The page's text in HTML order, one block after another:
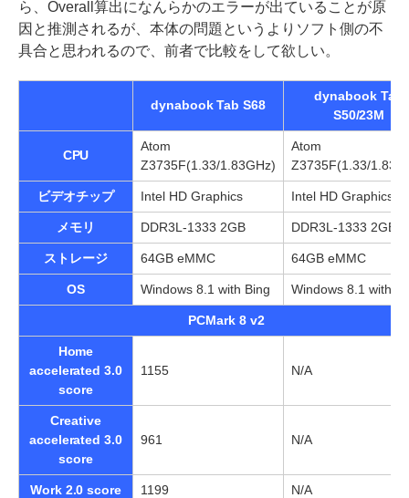
ら、Overall算出になんらかのエラーが出ていることが原
因と推測されるが、本体の問題というよりソフト側の不
具合と思われるので、前者で比較をして欲しい。
dynabook Tab S68
dynabook Tab
S50/23M
CPU
Atom
Z3735F(1.33/1.83GHz)
Atom
Z3735F(1.33/
ビデオチップ Intel HD Graphics Intel HD Graphics
メモリ DDR3L-1333 2GB DDR3L-1333 2GB
ストレージ 64GB eMMC 64GB eMMC
OS Windows 8.1 with Bing Windows 8.1 with
PCMark 8 v2
Home
accelerated 3.0
score
1155 N/A
Creative
accelerated 3.0
score
961 N/A
Work 2.0 score 1199 N/A